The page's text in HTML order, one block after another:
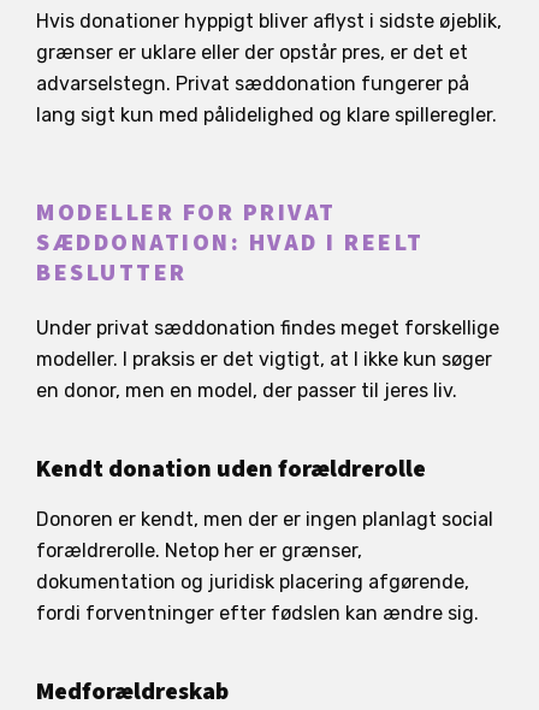
Hvis donationer hyppigt bliver aflyst i sidste øjeblik,
grænser er uklare eller der opstår pres, er det et
advarselstegn. Privat sæddonation fungerer på
lang sigt kun med pålidelighed og klare spilleregler.
MODELLER FOR PRIVAT
SÆDDONATION: HVAD I REELT
BESLUTTER
Under privat sæddonation findes meget forskellige
modeller. I praksis er det vigtigt, at I ikke kun søger
en donor, men en model, der passer til jeres liv.
Kendt donation uden forældrerolle
Donoren er kendt, men der er ingen planlagt social
forældrerolle. Netop her er grænser,
dokumentation og juridisk placering afgørende,
fordi forventninger efter fødslen kan ændre sig.
Medforældreskab